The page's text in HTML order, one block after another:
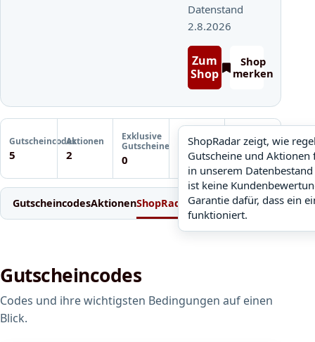
Datenstand
2.8.2026
Zum
Shop
Shop
merken
Gutscheincodes
5
Aktionen
2
Exklusive
Gutscheine
0
ShopRadar
noch keine Daten
ShopRadar zeigt, wie
Gutscheine und Aktionen
in unserem
ist keine
Garantie dafür, dass ein
funktioniert.
Letzte
Gutscheinprüfung
Noch keine
Prüfung
GutscheincodesAktionenShopRadarWeitere Gutscheine
Gutscheincodes
Codes und ihre wichtigsten Bedingungen auf einen
Blick.